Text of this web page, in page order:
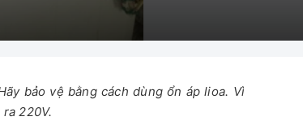
bảo vệ bằng cách dùng ổn áp lioa. Vì
220V.